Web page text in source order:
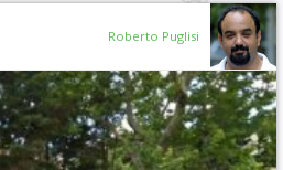
Roberto Puglisi